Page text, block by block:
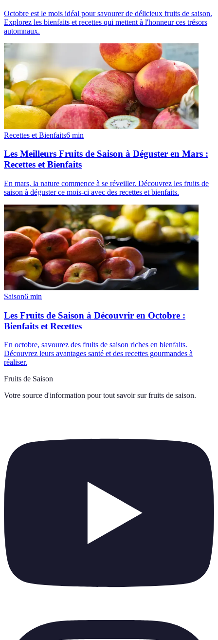
Octobre est le mois idéal pour savourer de délicieux fruits de saison.
Explorez les bienfaits et recettes qui mettent à l'honneur ces trésors
automnaux.
Recettes et Bienfaits6 min
Les Meilleurs Fruits de Saison à Déguster en Mars :
Recettes et Bienfaits
En mars, la nature commence à se réveiller. Découvrez les fruits de
saison à déguster ce mois-ci avec des recettes et bienfaits.
Saison6 min
Les Fruits de Saison à Découvrir en Octobre :
Bienfaits et Recettes
En octobre, savourez des fruits de saison riches en bienfaits.
Découvrez leurs avantages santé et des recettes gourmandes à
réaliser.
Fruits de Saison
Votre source d'information pour tout savoir sur fruits de saison.